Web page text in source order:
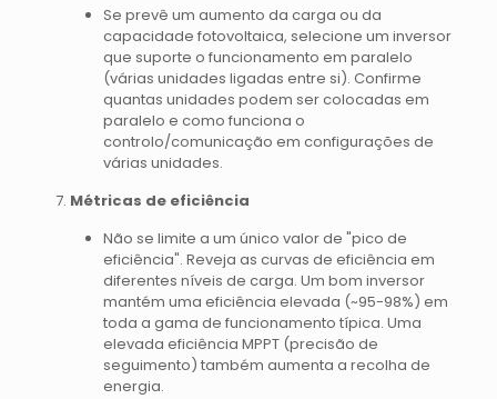
Se prevê um aumento da carga ou da
capacidade fotovoltaica, selecione um inversor
que suporte o funcionamento em paralelo
(várias unidades ligadas entre si). Confirme
quantas unidades podem ser colocadas em
paralelo e como funciona o
controlo/comunicação em configurações de
várias unidades.
Métricas de eficiência
Não se limite a um único valor de "pico de
eficiência". Reveja as curvas de eficiência em
diferentes níveis de carga. Um bom inversor
mantém uma eficiência elevada (~95-98%) em
toda a gama de funcionamento típica. Uma
elevada eficiência MPPT (precisão de
seguimento) também aumenta a recolha de
energia.